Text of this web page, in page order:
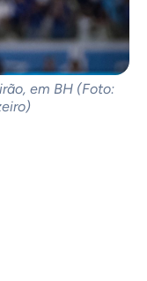
em BH (Foto: